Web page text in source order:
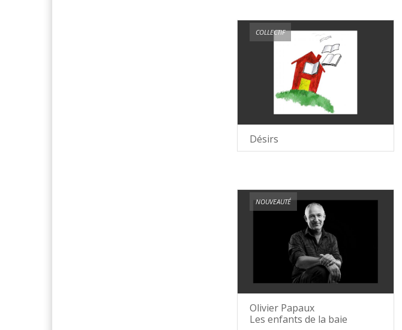
COLLECTIF
Désirs
NOUVEAUTÉ
Olivier Papaux
Les enfants de la baie